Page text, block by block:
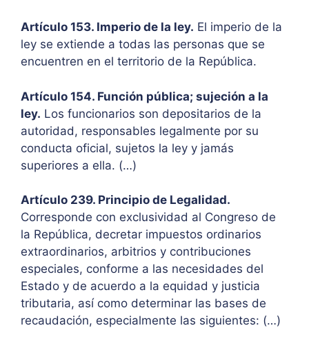
Artículo 153. Imperio de la ley. El imperio de la
ley se extiende a todas las personas que se
encuentren en el territorio de la República.
Artículo 154. Función pública; sujeción a la
ley. Los funcionarios son depositarios de la
autoridad, responsables legalmente por su
conducta oficial, sujetos la ley y jamás
superiores a ella. (…)
Artículo 239. Principio de Legalidad.
Corresponde con exclusividad al Congreso de
la República, decretar impuestos ordinarios
extraordinarios, arbitrios y contribuciones
especiales, conforme a las necesidades del
Estado y de acuerdo a la equidad y justicia
tributaria, así como determinar las bases de
recaudación, especialmente las siguientes: (…)